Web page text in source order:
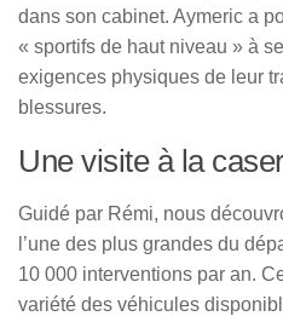
dans son cabinet. Aymeric a
« sportifs de haut niveau » à
exigences physiques de leur
blessures.
Une visite à la
Guidé par Rémi, nous
l’une des plus grandes du
10 000 interventions par an.
variété des véhicules